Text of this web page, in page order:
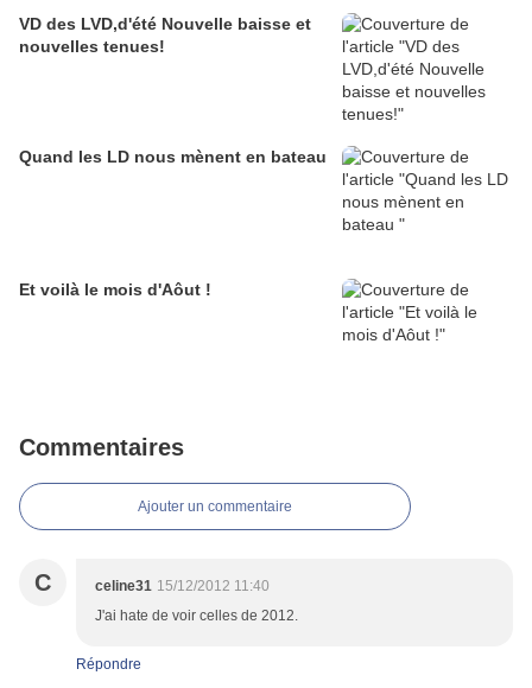
VD des LVD,d'été Nouvelle baisse et
nouvelles tenues!
Quand les LD nous mènent en bateau
Et voilà le mois d'Aôut !
Commentaires
Ajouter un commentaire
C celine31 15/12/2012 11:40
J'ai hate de voir celles de 2012.
Répondre